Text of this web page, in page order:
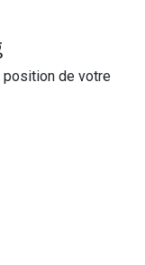
de votre